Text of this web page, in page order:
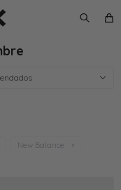
New Balance